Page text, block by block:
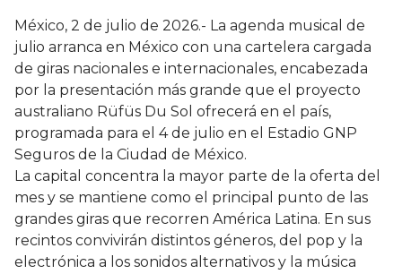
México, 2 de julio de 2026.- La agenda musical de
julio arranca en México con una cartelera cargada
de giras nacionales e internacionales, encabezada
por la presentación más grande que el proyecto
australiano Rüfüs Du Sol ofrecerá en el país,
programada para el 4 de julio en el Estadio GNP
Seguros de la Ciudad de México.
La capital concentra la mayor parte de la oferta del
mes y se mantiene como el principal punto de las
grandes giras que recorren América Latina. En sus
recintos convivirán distintos géneros, del pop y la
electrónica a los sonidos alternativos y la música